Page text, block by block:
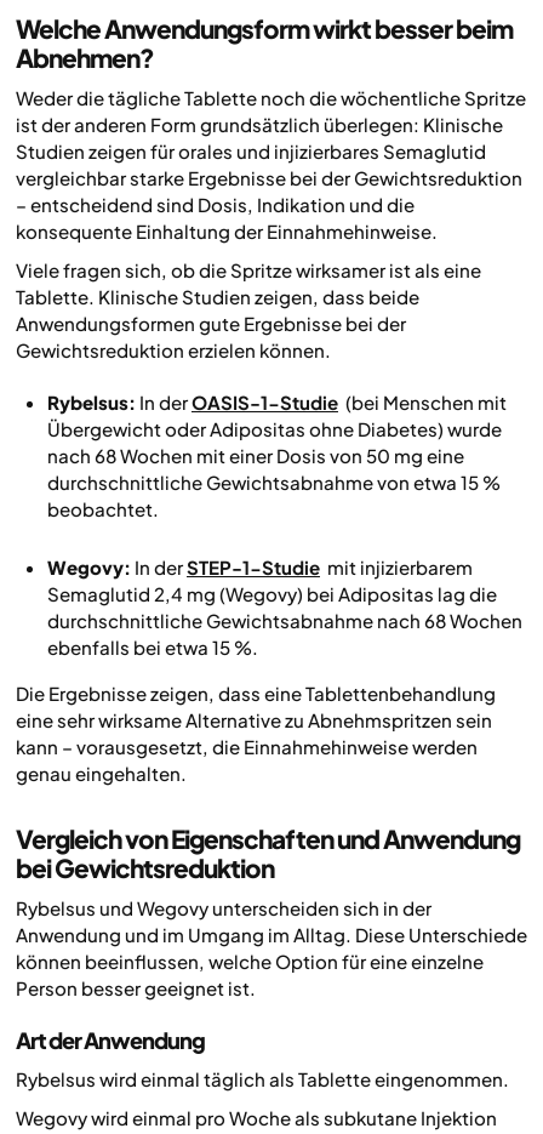
Welche Anwendungsform wirkt besser beim
Abnehmen?
Weder die tägliche Tablette noch die wöchentliche Spritze
ist der anderen Form grundsätzlich überlegen: Klinische
Studien zeigen für orales und injizierbares Semaglutid
vergleichbar starke Ergebnisse bei der Gewichtsreduktion
– entscheidend sind Dosis, Indikation und die
konsequente Einhaltung der Einnahmehinweise.
Viele fragen sich, ob die Spritze wirksamer ist als eine
Tablette. Klinische Studien zeigen, dass beide
Anwendungsformen gute Ergebnisse bei der
Gewichtsreduktion erzielen können.
Rybelsus: In derOASIS-1-Studie (bei Menschen mit
Übergewicht oder Adipositas ohne Diabetes) wurde
nach 68 Wochen mit einer Dosis von 50 mg eine
durchschnittliche Gewichtsabnahme von etwa 15 %
beobachtet.
Wegovy: In derSTEP-1-Studie mit injizierbarem
Semaglutid 2,4 mg (Wegovy) bei Adipositas lag die
durchschnittliche Gewichtsabnahme nach 68 Wochen
ebenfalls bei etwa 15 %.
Die Ergebnisse zeigen, dass eine Tablettenbehandlung
eine sehr wirksame Alternative zu Abnehmspritzen sein
kann – vorausgesetzt, die Einnahmehinweise werden
genau eingehalten.
Vergleich von Eigenschaften und Anwendung
bei Gewichtsreduktion
Rybelsus und Wegovy unterscheiden sich in der
Anwendung und im Umgang im Alltag. Diese Unterschiede
können beeinflussen, welche Option für eine einzelne
Person besser geeignet ist.
Art der Anwendung
Rybelsus wird einmal täglich als Tablette eingenommen.
Wegovy wird einmal pro Woche als subkutane Injektion